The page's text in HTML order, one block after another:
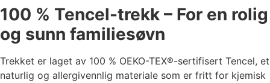
100 % Tencel-trekk – For en rolig
og sunn familiesøvn
Trekket er laget av 100 % OEKO-TEX®-sertifisert Tencel, et
naturlig og allergivennlig materiale som er fritt for kjemisk